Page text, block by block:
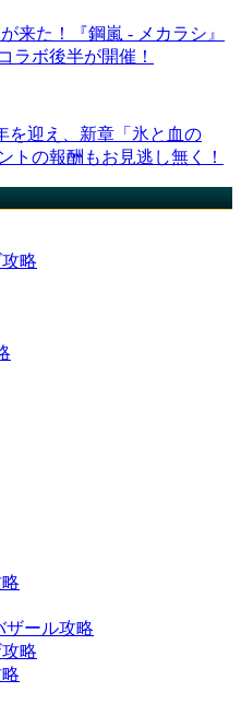
来た！『鋼嵐 - メカラシ』
ラボ後半が開催！
を迎え、新章「氷と血の
トの報酬もお見逃し無く！
略
ザール攻略
略